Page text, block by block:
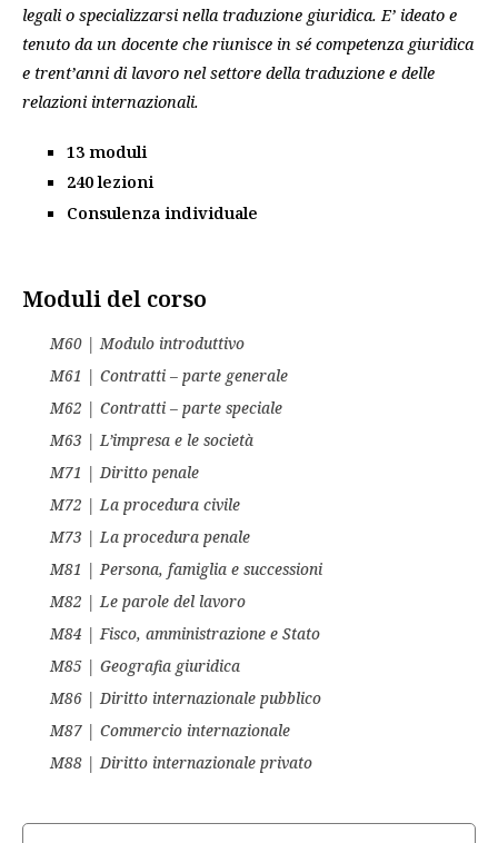
legali o specializzarsi nella traduzione giuridica. E’ ideato e
tenuto da un docente che riunisce in sé competenza giuridica
e trent’anni di lavoro nel settore della traduzione e delle
relazioni internazionali.
13 moduli
240 lezioni
Consulenza individuale
Moduli del corso
M60 | Modulo introduttivo
M61 | Contratti – parte generale
M62 | Contratti – parte speciale
M63 | L’impresa e le società
M71 | Diritto penale
M72 | La procedura civile
M73 | La procedura penale
M81 | Persona, famiglia e successioni
M82 | Le parole del lavoro
M84 | Fisco, amministrazione e Stato
M85 | Geografia giuridica
M86 | Diritto internazionale pubblico
M87 | Commercio internazionale
M88 | Diritto internazionale privato